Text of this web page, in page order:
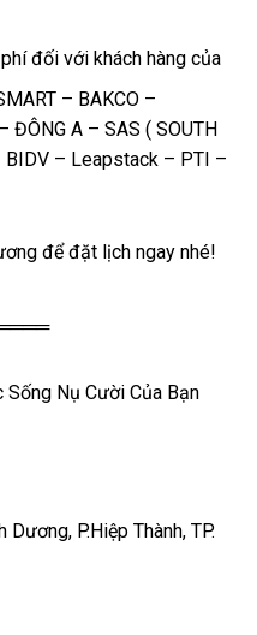
đối với khách hàng của
– BAKCO –
ĐÔNG A – SAS ( SOUTH
BIDV – Leapstack – PTI –
để đặt lịch ngay nhé!
Sống Nụ Cười Của Bạn
P.Hiệp Thành, TP.